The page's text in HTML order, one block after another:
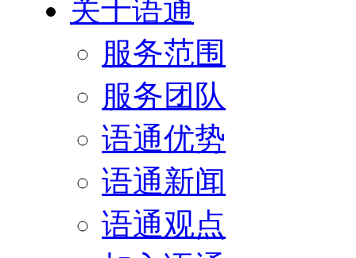
关于语通
服务范围
服务团队
语通优势
语通新闻
语通观点